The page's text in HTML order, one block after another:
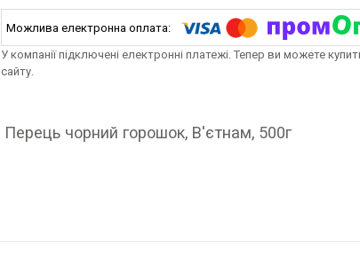
У компанії підключені електронні платежі. Тепер ви можете
сайту.
Перець чорний горошок, В'єтнам, 500г